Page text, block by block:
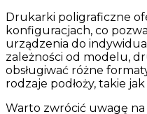
Drukarki poligraficzne
konfiguracjach, co
urządzenia do
zależności od modelu,
obsługiwać różne
rodzaje podłoży, takie
Warto zwrócić uwagę